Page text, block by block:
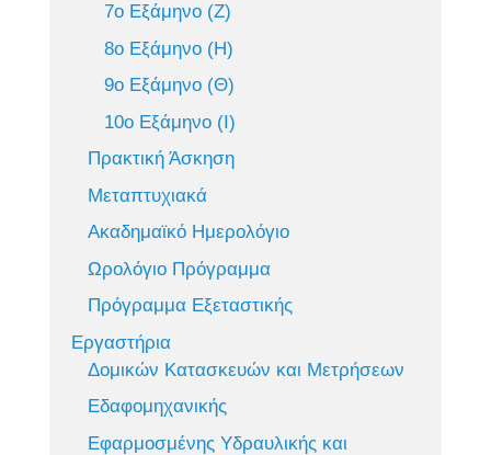
7ο Εξάμηνο (Ζ)
8ο Εξάμηνο (Η)
9ο Εξάμηνο (Θ)
10ο Εξάμηνο (Ι)
Πρακτική Άσκηση
Μεταπτυχιακά
Ακαδημαϊκό Ημερολόγιο
Ωρολόγιο Πρόγραμμα
Πρόγραμμα Εξεταστικής
Εργαστήρια
Δομικών Κατασκευών και Μετρήσεων
Εδαφομηχανικής
Εφαρμοσμένης Υδραυλικής και